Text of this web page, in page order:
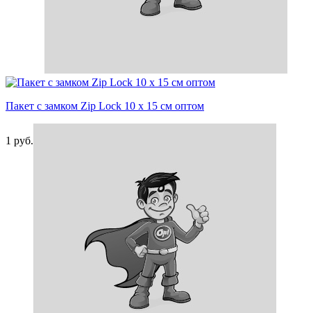
Пакет с замком Zip Lock 10 х 15 см оптом
1 руб.